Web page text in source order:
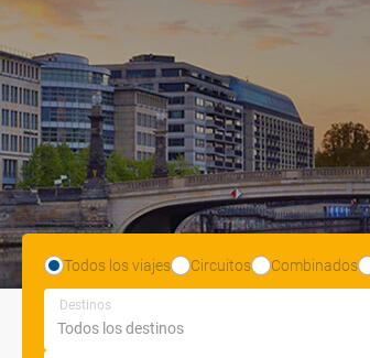
Todos los viajes Circuitos Combinados
Destinos